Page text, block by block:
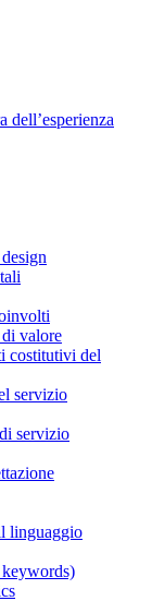
dell’esperienza
valore
costitutivi del
servizio
servizio
linguaggio